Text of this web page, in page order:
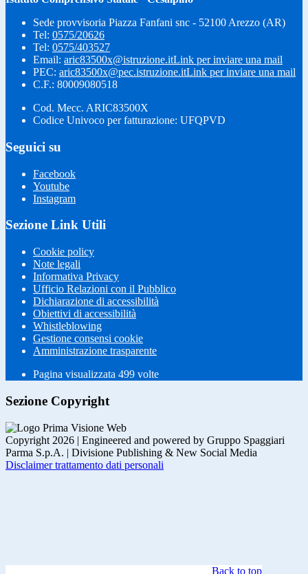
Sede provvisoria Piazza Fanfani snc - 52100 Arezzo (AR)
Tel: 0575/20626
Tel: 0575/403527
Email: aric83500x@istruzione.itLink per inviare una mail
PEC: aric83500x@pec.istruzione.itLink per inviare una mail
C.F.: 80009080518
Cod. Mecc. ARIC83500X
Codice Univoco per fatturazione: UFQPVD
Seguici su
Facebook
Youtube
Instagram
Sezione Link Utili
Cookie policy
Note legali
Informativa Privacy
Ufficio Relazioni con il Pubblico
Dichiarazione di accessibilità
Obiettivi di accessibilità
Whistleblowing
Gestione consensi cookie
Amministrazione trasparente
Pagina visualizzata 499 volte
Sezione Copyright
Copyright 2026 | Engineered and powered by Gruppo Spaggiari
Parma S.p.A. | Divisione Publishing & New Social Media
Disclaimer trattamento dati personali
Back to top